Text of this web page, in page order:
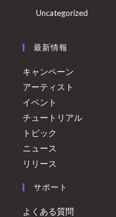
Uncategorized
最新情報
キャンペーン
アーティスト
イベント
チュートリアル
トピック
ニュース
リリース
サポート
よくある質問